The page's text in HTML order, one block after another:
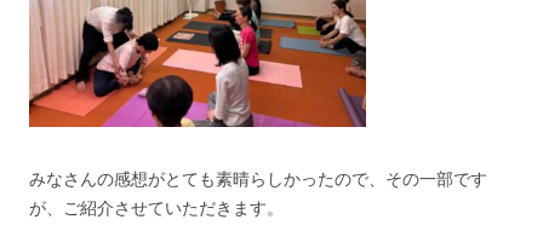
みなさんの感想がとても素晴らしかったので、その一部です
が、ご紹介させていただきます。